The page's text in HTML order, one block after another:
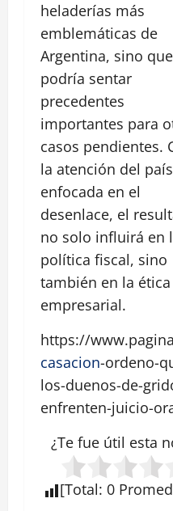
heladerías más
emblemáticas de
Argentina, sino que
podría sentar
precedentes
importantes para
casos pendientes.
la atención del país
enfocada en el
desenlace, el
no solo influirá en
política fiscal, sino
también en la ética
empresarial.
https://
casacion-ordeno-
los-duenos-de-
enfrenten-juicio-
¿Te fue útil esta
[Total: 0